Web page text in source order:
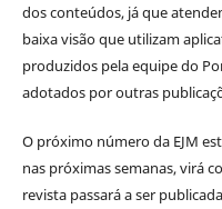
dos conteúdos, já que
baixa visão que utilizam
produzidos pela equipe do
adotados por outras
O próximo número da EJM
nas próximas semanas, virá
revista passará a ser